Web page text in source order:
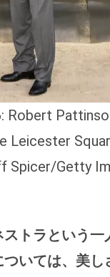
Robert
Leicester
Spicer/Getty
トラという
ついては、美